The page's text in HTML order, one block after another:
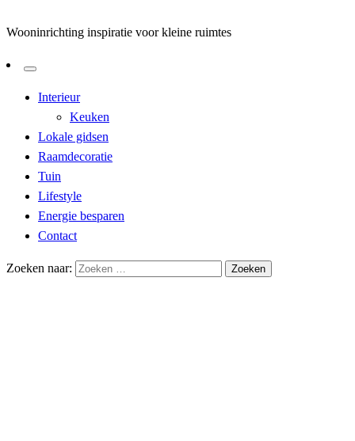
Wooninrichting inspiratie voor kleine ruimtes
Interieur
Keuken
Lokale gidsen
Raamdecoratie
Tuin
Lifestyle
Energie besparen
Contact
Zoeken naar: